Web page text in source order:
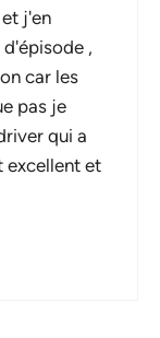
j'en
,
car les
pas je
qui a
excellent et